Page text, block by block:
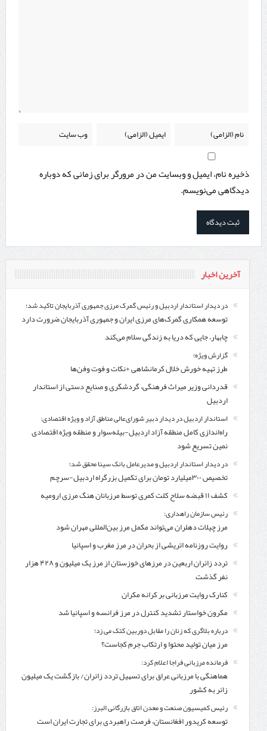
ذخیره نام، ایمیل و وبسایت من در مرورگر برای زمانی که دوباره
دیدگاهی می‌نویسم.
آخرین اخبار
در دیدار استاندار اردبیل و رئیس گمرک مرزی جمهوری آذربایجان تاکید شد؛
توسعه همکاری گمرک‌های مرزی ایران و جمهوری آذربایجان ضرورت دارد
چابهار، جایی که دریا به زندگی سلام می‌کند
گزارش ویژه؛
طرز تهیه خورش خلال کرمانشاهی +نکات و فوت وفن‌ها
قدردانی وزیر میراث فرهنگی، گردشگری و صنایع دستی از استاندار
اردبیل
استاندار اردبیل در دیدار دبیر شورای‌عالی مناطق آزاد و ویژه اقتصادی:
راه‌اندازی کامل منطقه آزاد اردبیل-بیله‌سوار و منطقه ویژه اقتصادی
نمین تسریع شود
در دیدار استاندار اردبیل و مدیرعامل بانک سینا محقق شد؛
تخصیص ۳۰۰میلیارد تومان برای تکمیل بزرگراه اردبیل-سرچم
کشف ۱۱ قبضه سلاح کلت کمری توسط مرزبانان هنگ مرزی ارومیه
رئیس سازمان راهداری:
مرز چیلات دهلران می‌تواند مکمل مرز بین‌المللی مهران شود
روایت روزنامه اتریشی از بحران در مرز مغرب و اسپانیا
تردد زائران اربعین در مرزهای خوزستان از مرز یک میلیون و ۴۲۸ هزار
نفر گذشت
کنارک روایت مرزبانی بر کرانه مکران
مکرون خواستار تشدید کنترل‌ در مرز فرانسه و اسپانیا شد
درباره بلاگری که زنان را مقابل دوربین کتک می زد؛
مرز میان تولید محتوا و ارتکاب جرم کجاست؟
فرمانده مرزبانی فراجا اعلام کرد:
هماهنگی با مرزبانی عراق برای تسهیل تردد زائران/ بازگشت یک میلیون
زائر به کشور
رئیس کمیسیون صنعت و معدن اتاق بازرگانی البرز:
توسعه کریدور افغانستان، فرصت راهبردی برای تجارت ایران است